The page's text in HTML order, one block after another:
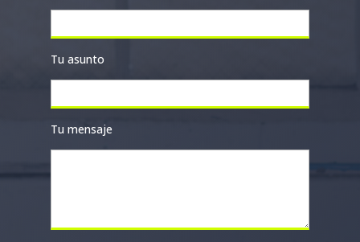
Tu asunto
Tu mensaje